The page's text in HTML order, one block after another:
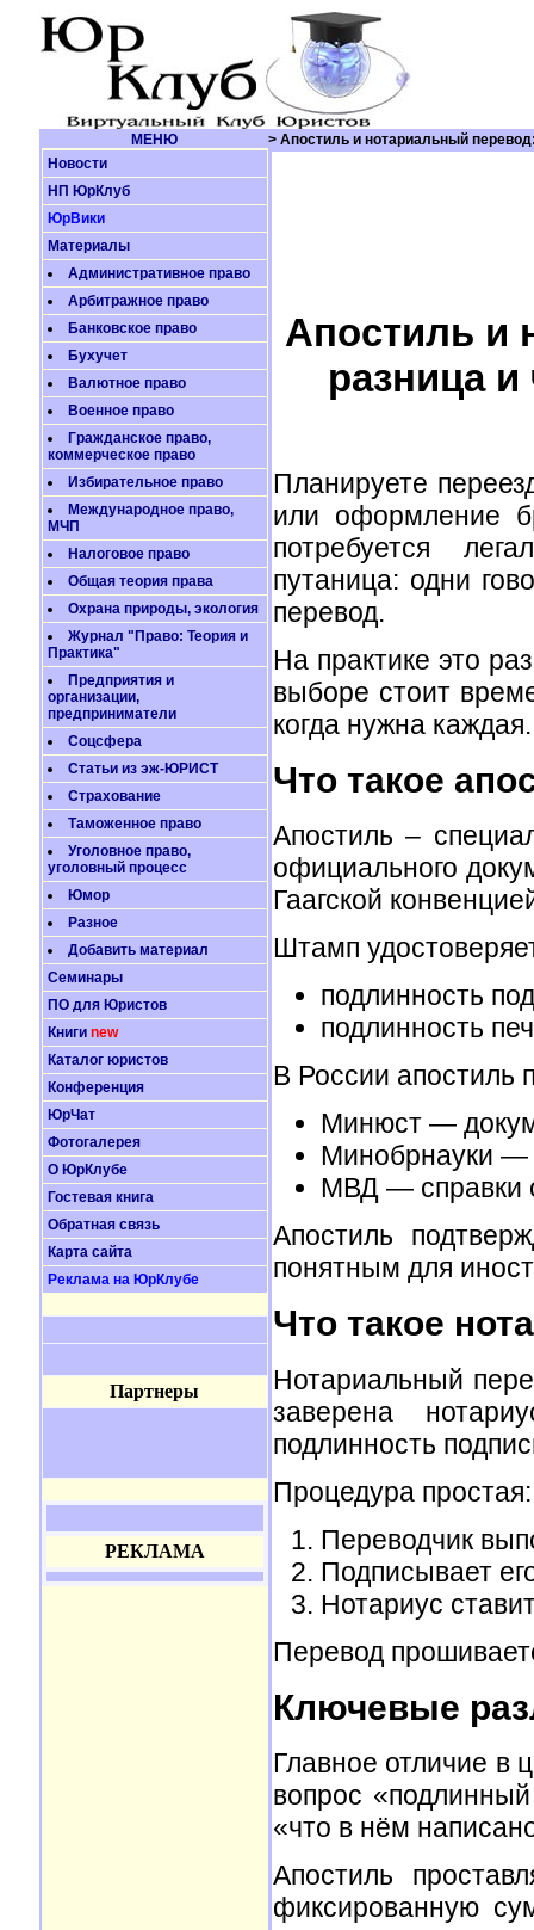
МЕНЮ
> Апостиль и нотариальный
Новости
НП ЮрКлуб
ЮрВики
Материалы
Административное право
Арбитражное право
Банковское право
Бухучет
Валютное право
Военное право
Гражданское право,
коммерческое право
Избирательное право
Международное право,
МЧП
Налоговое право
Общая теория права
Охрана природы, экология
Журнал "Право: Теория и
Практика"
Предприятия и
организации,
предприниматели
Соцсфера
Статьи из эж-ЮРИСТ
Страхование
Таможенное право
Уголовное право,
уголовный процесс
Юмор
Разное
Добавить материал
Семинары
ПО для Юристов
Книги new
Каталог юристов
Конференция
ЮрЧат
Фотогалерея
О ЮрКлубе
Гостевая книга
Обратная связь
Карта сайта
Реклама на ЮрКлубе
Партнеры
РЕКЛАМА
Апостиль и
разница
Планируете
или оформление
потребуется
путаница: одни
перевод.
На практике это
выборе стоит
когда нужна каждая.
Что такое
Апостиль –
официального
Гаагской
Штамп
подлинность
подлинность
В России апостиль
Минюст —
Минобрнауки —
МВД — справки
Апостиль
понятным для
Что такое
Нотариальный
заверена
подлинность
Процедура простая:
Переводчик
Подписывает
Нотариус
Перевод
Ключевые
Главное отличие в
вопрос
«что в нём
Апостиль
фиксированную